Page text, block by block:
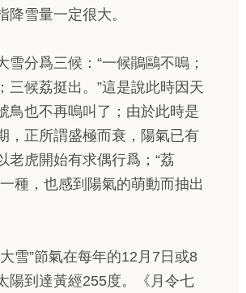
降雪量一定很大。
雪分爲三候：“一候鵑鷗不嗚；
三候荔挺出。”這是說此時因天
鳥也不再嗚叫了；由於此時是
，正所謂盛極而衰，陽氣已有
老虎開始有求偶行爲；“荔
種，也感到陽氣的萌動而抽出
雪”節氣在每年的12月7日或8
陽到達黃經255度。《月令七